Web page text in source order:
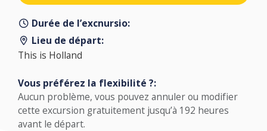
Durée de l’excnursio:
Lieu de départ:
This is Holland
Vous préférez la flexibilité ?:
Aucun problème, vous pouvez annuler ou modifier
cette excursion gratuitement jusqu’à 192 heures
avant le départ.